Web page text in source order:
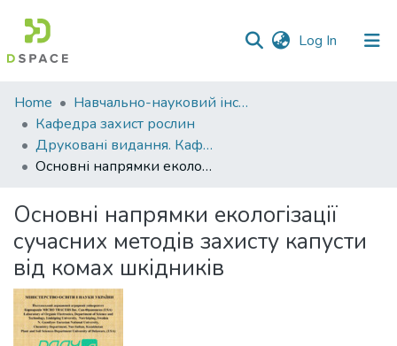
Log In (current)
Communities
&
Collections
Statistics
Home
Навчально-науковий інститут агротехнологій, селекції та екології
Кафедра захист рослин
Друковані видання. Кафедра захист рослин
Основні напрямки екологізації сучасних методів захисту капусти від комах шкідників
Основні напрямки екологізації
сучасних методів захисту капусти
від комах шкідників